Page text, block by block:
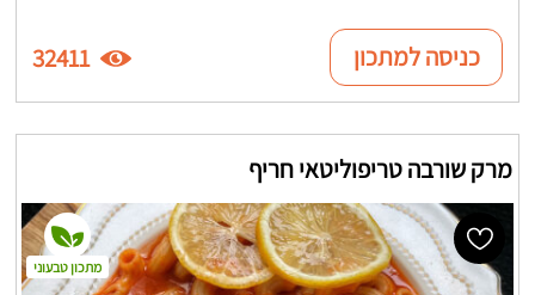
כניסה למתכון 32411
מרק שורבה טריפוליטאי חריף
מתכון טבעוני